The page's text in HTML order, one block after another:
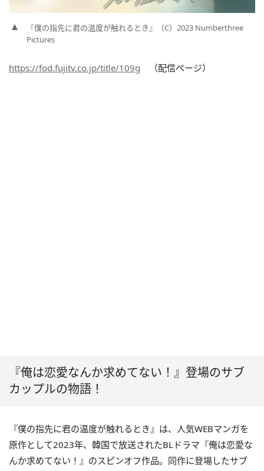
『僕の指先に君の温度が触れるとき』（C）2023 Numberthree
Pictures
https://fod.fujitv.co.jp/title/109g （配信ページ）
『俺は恋愛なんか求めてない！』登場のサブ
カップルの物語！
『僕の指先に君の温度が触れるとき』は、人気WEBマンガを
原作として2023年、韓国で放送されたBLドラマ『俺は恋愛な
んか求めてない！』のスピンオフ作品。同作に登場したサブ